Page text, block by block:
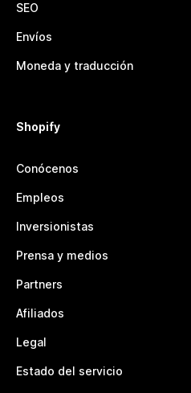
SEO
Envíos
Moneda y traducción
Shopify
Conócenos
Empleos
Inversionistas
Prensa y medios
Partners
Afiliados
Legal
Estado del servicio